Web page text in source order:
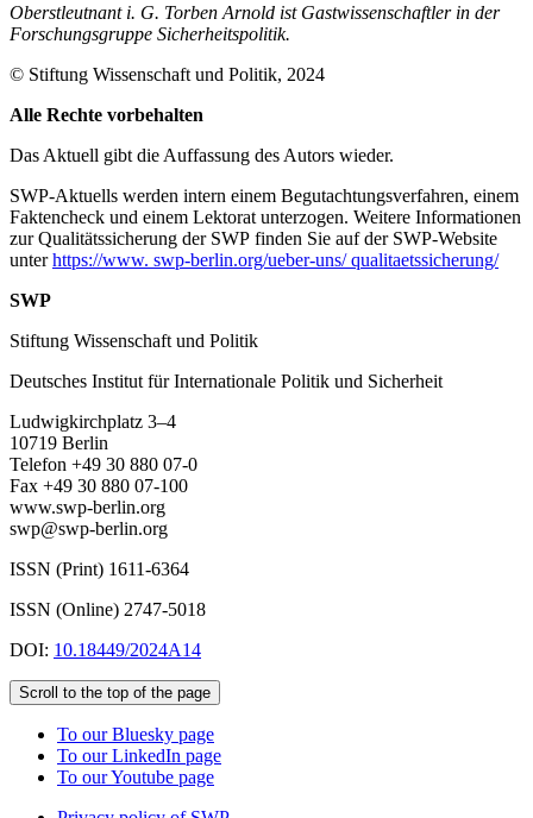
Oberstleutnant i. G. Torben Arnold ist Gastwissenschaftler in der
Forschungsgruppe Sicherheitspolitik.
© Stiftung Wissenschaft und Politik, 2024
Alle Rechte vorbehalten
Das Aktuell gibt die Auf­fassung des Autors wieder.
SWP-Aktuells werden intern einem Begutachtungsverfah­ren, einem
Faktencheck und einem Lektorat unterzogen. Weitere Informationen
zur Qualitätssicherung der SWP finden Sie auf der SWP-Website
unterhttps://www. swp-berlin.org/ueber-uns/ qualitaetssicherung/
SWP
Stiftung Wissenschaft und Politik
Deutsches Institut für Internationale Politik und Sicherheit
Ludwigkirchplatz 3–4
10719 Berlin
Telefon +49 30 880 07-0
Fax +49 30 880 07-100
www.swp-berlin.org
swp@swp-berlin.org
ISSN (Print) 1611-6364
ISSN (Online) 2747-5018
DOI: 10.18449/2024A14
Scroll to the top of the page
To our Bluesky page
To our LinkedIn page
To our Youtube page